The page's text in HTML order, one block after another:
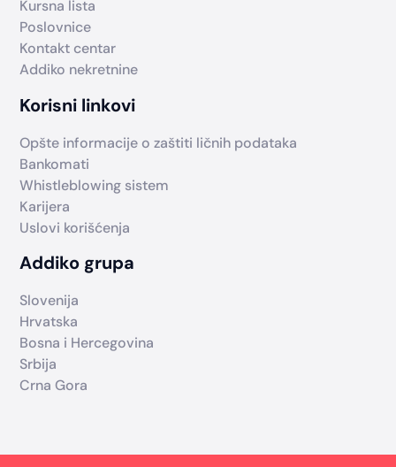
Kursna lista
Poslovnice
Kontakt centar
Addiko nekretnine
Korisni linkovi
Opšte informacije o zaštiti ličnih podataka
Bankomati
Whistleblowing sistem
Karijera
Uslovi korišćenja
Addiko grupa
Slovenija
Hrvatska
Bosna i Hercegovina
Srbija
Crna Gora